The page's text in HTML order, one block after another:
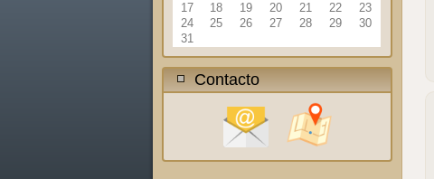
17
18 19 20 21 22
23
24
25 26 27 28 29
30
31
Contacto